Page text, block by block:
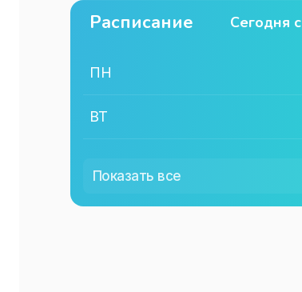
Расписание Сегодня с
ПН
ВТ
ЧТ
Показать все